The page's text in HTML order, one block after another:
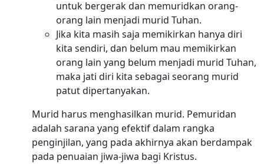
untuk bergerak dan memuridkan orang-
orang lain menjadi murid Tuhan.
Jika kita masih saja memikirkan hanya diri
kita sendiri, dan belum mau memikirkan
orang lain yang belum menjadi murid Tuhan,
maka jati diri kita sebagai seorang murid
patut dipertanyakan.
Murid harus menghasilkan murid. Pemuridan
adalah sarana yang efektif dalam rangka
penginjilan, yang pada akhirnya akan berdampak
pada penuaian jiwa-jiwa bagi Kristus.